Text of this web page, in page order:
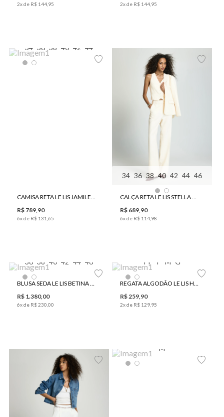
2x de R$ 144 95 2x de R$ 144 95
34 36 38 40 42 44
CAMISA RETA LE LIS JAMILE FEMININA
R$ 789,90
6x de R$ 131 65
34 36 38 40 42 44 46
CALÇA RETA LE LIS STELLA VI FEMININA
R$ 689,90
6x de R$ 114 98
36 38 40 42 44 46
BLUSA SEDA LE LIS BETINA FEMININA
R$ 1.380,00
6x de R$230 00
PP P M G
REGATA ALGODÃO LE LIS HERBY FEMININA
R$259,90
2x de R$ 129 95
M